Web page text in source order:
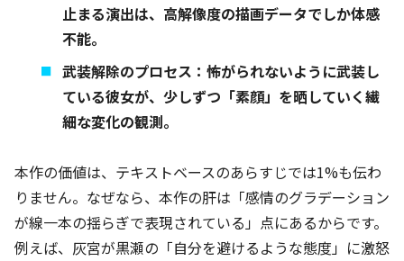
止まる演出は、高解像度の描画データでしか体感
不能。
武装解除のプロセス：怖がられないように武装し
ている彼女が、少しずつ「素顔」を晒していく繊
細な変化の観測。
本作の価値は、テキストベースのあらすじでは1%も伝わ
りません。なぜなら、本作の肝は「感情のグラデーション
が線一本の揺らぎで表現されている」点にあるからです。
例えば、灰宮が黒瀬の「自分を避けるような態度」に激怒